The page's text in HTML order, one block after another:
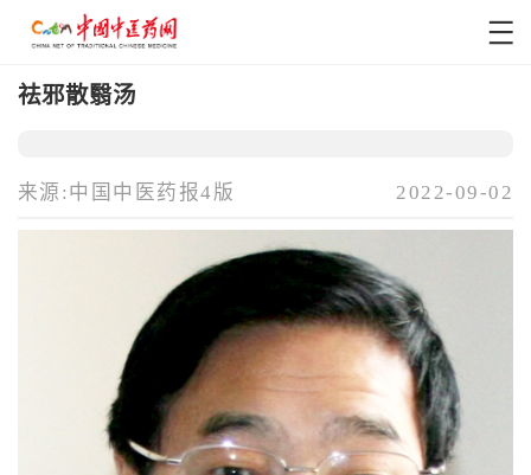
祛邪散翳汤
来源:中国中医药报4版 2022-09-02